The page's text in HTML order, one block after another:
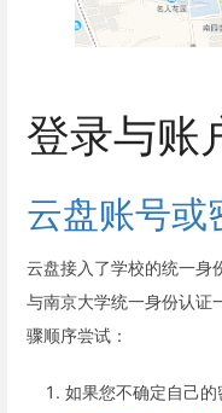
登录与账
云盘账号或
云盘接入了学校的统一身
与南京大学统一身份认证
骤顺序尝试：
如果您不确定自己